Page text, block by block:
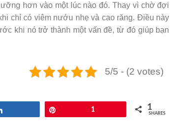
hơn vào một lúc nào đó. Thay vì chờ đợi
chỉ có viêm nướu nhẹ và cao răng. Điều này
khi nó trở thành một vấn đề, từ đó giúp bạn
5/5 - (2 votes)
1 1
SHARES